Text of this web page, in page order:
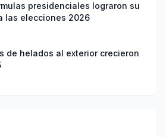
presidenciales lograron su
las elecciones 2026
de helados al exterior crecieron